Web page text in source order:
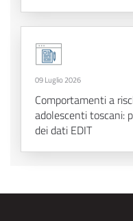
09 Luglio 2026
Comportamenti a
adolescenti toscani:
dei dati EDIT